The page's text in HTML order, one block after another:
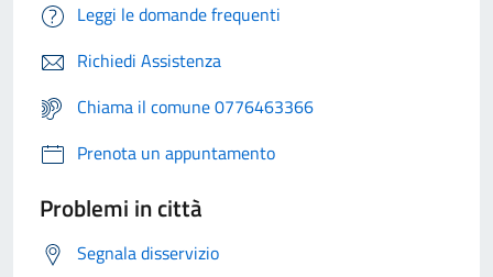
Leggi le domande frequenti
Richiedi Assistenza
Chiama il comune 0776463366
Prenota un appuntamento
Problemi in città
Segnala disservizio